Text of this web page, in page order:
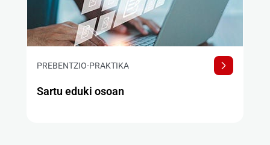
PREBENTZIO-PRAKTIKA
Sartu eduki osoan